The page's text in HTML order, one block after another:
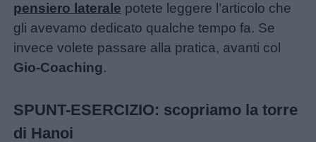
pensiero laterale potete leggere l’articolo che
gli avevamo dedicato qualche tempo fa. Se
invece volete passare alla pratica, avanti col
Gio-Coaching.
SPUNT-ESERCIZIO: scopriamo la torre
di Hanoi